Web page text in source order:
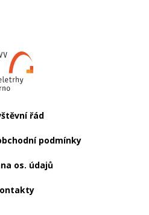
řád
podmínky
os. údajů